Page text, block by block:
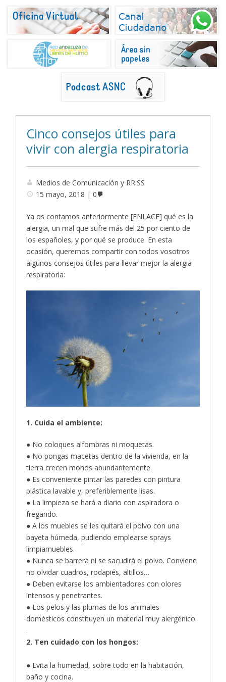
Cinco consejos útiles para
vivir con alergia respiratoria
Medios de Comunicación y RR.SS
15 mayo, 2018
0
Ya os contamos anteriormente [ENLACE] qué es la
alergia, un mal que sufre más del 25 por ciento de
los españoles, y por qué se produce. En esta
ocasión, queremos compartir con todos vosotros
algunos consejos útiles para llevar mejor la alergia
respiratoria:
1. Cuida el ambiente:
● No coloques alfombras ni moquetas.
● No pongas macetas dentro de la vivienda, en la
tierra crecen mohos abundantemente.
● Es conveniente pintar las paredes con pintura
plástica lavable y, preferiblemente lisas.
● La limpieza se hará a diario con aspiradora o
fregando.
● A los muebles se les quitará el polvo con una
bayeta húmeda, pudiendo emplearse sprays
limpiamuebles.
● Nunca se barrerá ni se sacudirá el polvo. Conviene
no olvidar cuadros, rodapiés, altillos…
● Deben evitarse los ambientadores con olores
intensos y penetrantes.
● Los pelos y las plumas de los animales
domésticos constituyen un material muy alergénico.
.
2. Ten cuidado con los hongos:
● Evita la humedad, sobre todo en la habitación,
baño y cocina.